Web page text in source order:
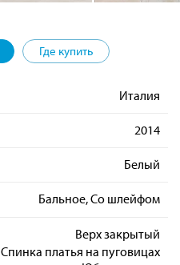
Где купить
Италия
2014
Белый
Бальное, Со шлейфом
Верх закрытый
Спинка платья на пуговицах